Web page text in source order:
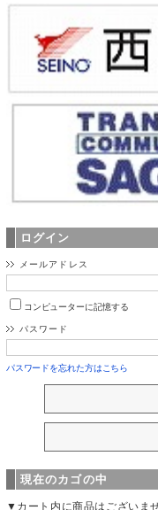
ログイン
メールアドレス
コンピューターに記憶する
パスワード
パスワードを忘れた方はこちら
現在のカゴの中
▼カート内に商品はございませ